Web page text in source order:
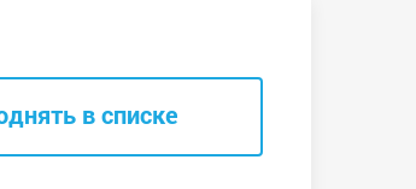
в списке